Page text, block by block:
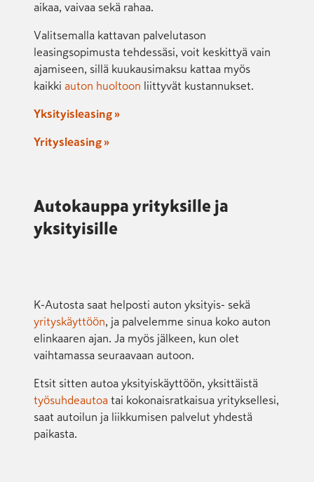
aikaa, vaivaa sekä rahaa.
Valitsemalla kattavan palvelutason
leasingsopimusta tehdessäsi, voit keskittyä vain
ajamiseen, sillä kuukausimaksu kattaa myös
kaikki auton huoltoon liittyvät kustannukset.
Yksityisleasing »
Yritysleasing »
Autokauppa yrityksille ja
yksityisille
K-Autosta saat helposti auton yksityis- sekä
yrityskäyttöön , ja palvelemme sinua koko auton
elinkaaren ajan. Ja myös jälkeen, kun olet
vaihtamassa seuraavaan autoon.
Etsit sitten autoa yksityiskäyttöön, yksittäistä
työsuhdeautoa tai kokonaisratkaisua yrityksellesi,
saat autoilun ja liikkumisen palvelut yhdestä
paikasta.